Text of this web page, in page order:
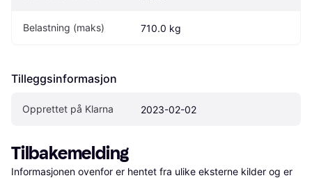
Belastning (maks) 710.0 kg
Tilleggsinformasjon
Opprettet på Klarna 2023-02-02
Tilbakemelding
Informasjonen ovenfor er hentet fra ulike eksterne kilder og er